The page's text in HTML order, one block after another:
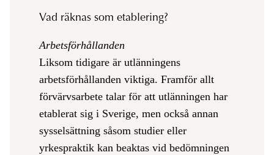
Vad räknas som etablering?
Arbetsförhållanden
Liksom tidigare är utlänningens
arbetsförhållanden viktiga. Framför allt
förvärvsarbete talar för att utlänningen har
etablerat sig i Sverige, men också annan
sysselsättning såsom studier eller
yrkespraktik kan beaktas vid bedömningen